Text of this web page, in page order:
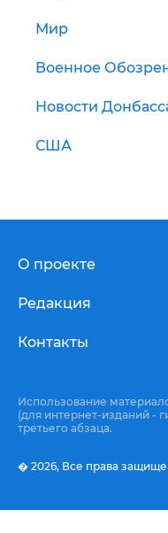
Мир
Военное
Новости
США
О проекте
Редакция
Контакты
Использование
(для интернет-изданий -
третьего абзаца.
� 2026, Все права